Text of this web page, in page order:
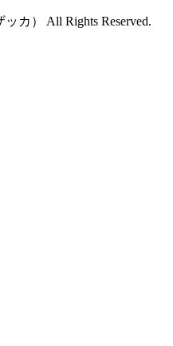
カ） All Rights Reserved.